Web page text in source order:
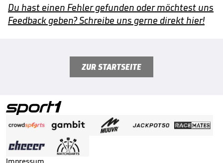
Du hast einen Fehler gefunden oder möchtest uns
Feedback geben? Schreibe uns gerne direkt hier!
ZUR STARTSEITE
Impressum